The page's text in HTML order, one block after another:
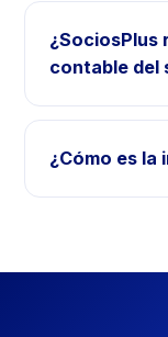
¿SociosPlus
contable del
¿Cómo es la